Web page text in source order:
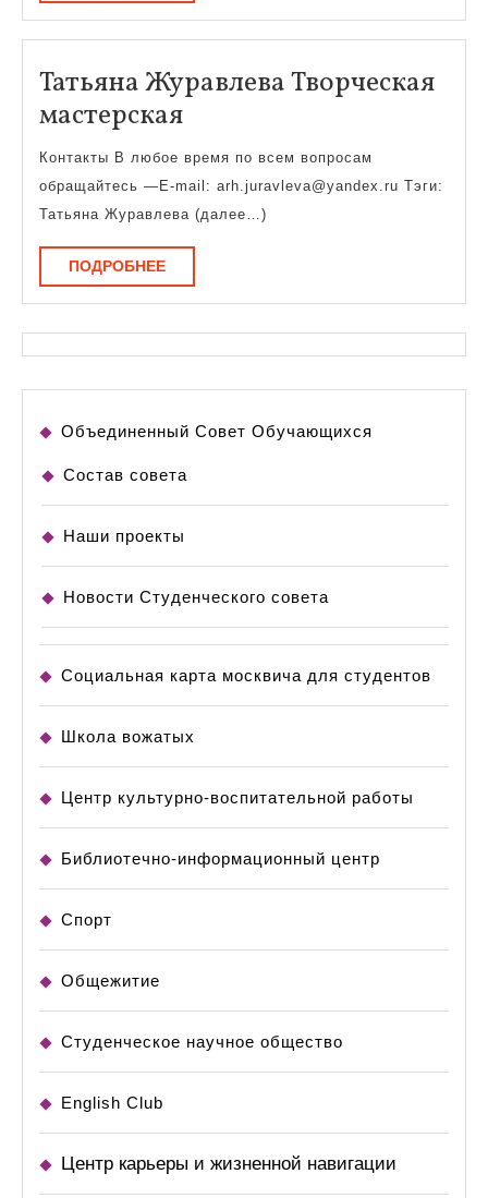
Татьяна Журавлева Творческая
мастерскаяТатьяна
Журавлева
Творческая
мастерская
Контакты В любое время по всем вопросам
обращайтесь —E-mail: arh.juravleva@yandex.ru Тэги:
Татьяна Журавлева (далее…)
ПОДРОБНЕЕПОДРОБНЕЕ
Объединенный Совет Обучающихся
Состав совета
Наши проекты
Новости Студенческого совета
Социальная карта москвича для студентов
Школа вожатых
Центр культурно-воспитательной работы
Библиотечно-информационный центр
Спорт
Общежитие
Студенческое научное общество
English Club
Центр карьеры и жизненной навигации